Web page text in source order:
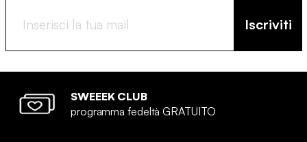
Iscriviti
SWEEEK CLUB
programma fedeltà GRATUITO